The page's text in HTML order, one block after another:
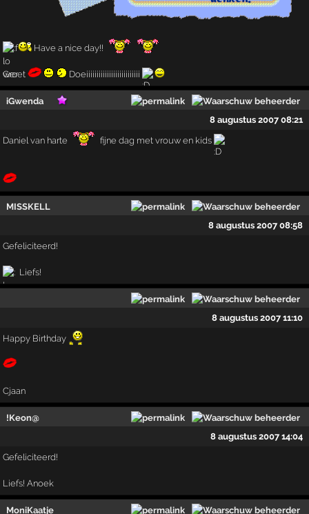
Have a nice day!!
Groet Doeiiiiiiiiiiiiiiiiiiiiiiiiii
iGwenda
8 augustus 2007 08:21
Daniel van harte fijne dag met vrouw en kids
MISSKELL
8 augustus 2007 08:58
Gefeliciteerd!
Liefs!
8 augustus 2007 11:10
Happy Birthday
Cjaan
!Keon@
8 augustus 2007 14:04
Gefeliciteerd!
Liefs! Anoek
MoniKaatje